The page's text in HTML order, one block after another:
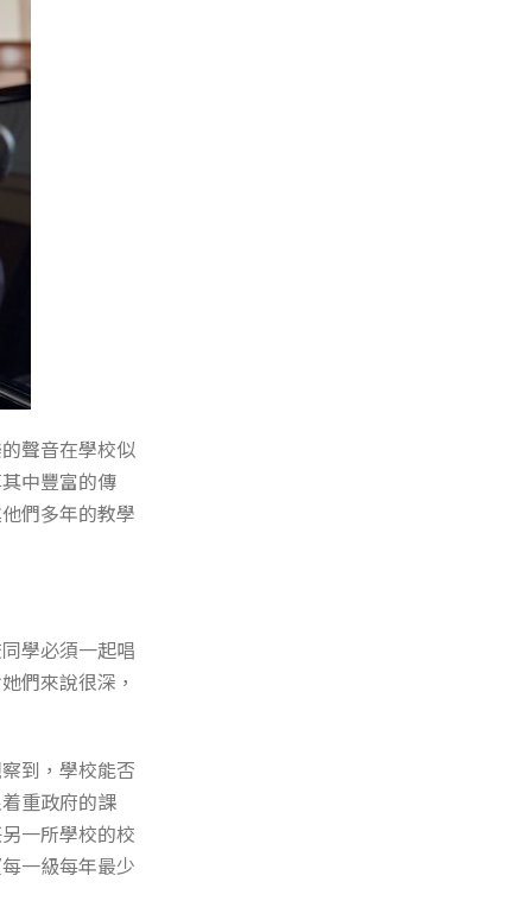
聲音在學校似
中豐富的傳
們多年的教學
學必須一起唱
們來說很深，
到，學校能否
重政府的課
一所學校的校
一級每年最少